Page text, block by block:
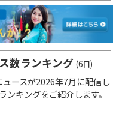
数ランキング (6日)
ースが2026年7月に配信し
ンキングをご紹介します。